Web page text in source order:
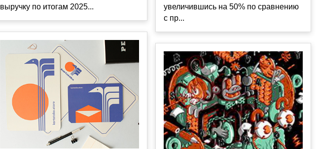
выручку по итогам 2025...
увеличившись на 50% по сравнению
с пр...